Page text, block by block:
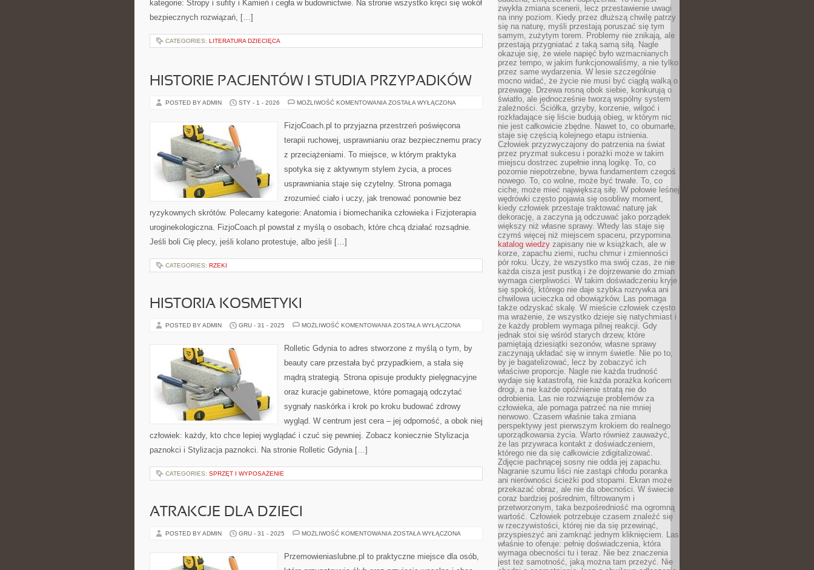
kategorie: Stropy i sufity i Kamień i cegła w budownictwie. Na stronie wszystko kręci się wokół
bezpiecznych rozwiązań, […]
CATEGORIES: LITERATURA DZIECIĘCA
HISTORIE PACJENTÓW I STUDIA PRZYPADKÓW
POSTED BY ADMIN STY - 1 - 2026 MOŻLIWOŚĆ KOMENTOWANIA HISTORIE
STUDIA
PRZYPADKÓW
ZOSTAŁA WYŁĄCZONA
FizjoCoach.pl to przyjazna przestrzeń poświęcona
terapii ruchowej, usprawnianiu oraz bezpiecznemu pracy
z przeciążeniami. To miejsce, w którym praktyka
spotyka się z aktywnym stylem życia, a proces
usprawniania staje się czytelny. Strona pomaga
zrozumieć ciało i uczy, jak trenować ponownie bez
ryzykownych skrótów. Polecamy kategorie: Anatomia i biomechanika człowieka i Fizjoterapia
uroginekologiczna. FizjoCoach.pl powstał z myślą o osobach, które chcą działać rozsądnie.
Jeśli boli Cię plecy, jeśli kolano protestuje, albo jeśli […]
CATEGORIES: RZEKI
HISTORIA KOSMETYKI
POSTED BY ADMIN GRU - 31 - 2025 MOŻLIWOŚĆ KOMENTOWANIA HISTORIA
ZOSTAŁA WYŁĄCZONA
Rolletic Gdynia to adres stworzone z myślą o tym, by
beauty care przestała być przypadkiem, a stała się
mądrą strategią. Strona opisuje produkty pielęgnacyjne
oraz kuracje gabinetowe, które pomagają odczytać
sygnały naskórka i krok po kroku budować zdrowy
wygląd. W centrum jest cera – jej odporność, a obok niej
człowiek: każdy, kto chce lepiej wyglądać i czuć się pewniej. Zobacz koniecznie Stylizacja
paznokci i Stylizacja paznokci. Na stronie Rolletic Gdynia […]
CATEGORIES: SPRZĘT I WYPOSAŻENIE
ATRAKCJE DLA DZIECI
POSTED BY ADMIN GRU - 31 - 2025 MOŻLIWOŚĆ KOMENTOWANIA ATRAKCJE
ZOSTAŁA WYŁĄCZONA
Przemowieniaslubne.pl to praktyczne miejsce dla osób,
zwykła zmiana scenerii, lecz przestawienie uwagi
na inny poziom. Kiedy przez dłuższą chwilę patrzy
się na naturę, myśli przestają poruszać się tym
samym, zużytym torem. Problemy nie znikają, ale
przestają przygniatać z taką samą siłą. Nagle
okazuje się, że wiele napięć było wzmacnianych
przez tempo, w jakim funkcjonowaliśmy, a nie tylko
przez same wydarzenia. W lesie szczególnie
mocno widać, że życie nie musi być ciągłą walką o
przewagę. Drzewa rosną obok siebie, konkurują o
światło, ale jednocześnie tworzą wspólny system
zależności. Ściółka, grzyby, korzenie, wilgoć i
rozkładające się liście budują obieg, w którym nic
nie jest całkowicie zbędne. Nawet to, co obumarłe,
staje się częścią kolejnego etapu istnienia.
Człowiek przyzwyczajony do patrzenia na świat
przez pryzmat sukcesu i porażki może w takim
miejscu dostrzec zupełnie inną logikę. To, co
pozornie niepotrzebne, bywa fundamentem czegoś
nowego. To, co wolne, może być trwałe. To, co
ciche, może mieć największą siłę. W połowie leśnej
wędrówki często pojawia się osobliwy moment,
kiedy człowiek przestaje traktować naturę jak
dekorację, a zaczyna ją odczuwać jako porządek
większy niż własne sprawy. Wtedy las staje się
czymś więcej niż miejscem spaceru, przypomina
katalog wiedzy zapisany nie w książkach, ale w
korze, zapachu ziemi, ruchu chmur i zmienności
pór roku. Uczy, że wszystko ma swój czas, że nie
każda cisza jest pustką i że dojrzewanie do zmian
wymaga cierpliwości. W takim doświadczeniu kryje
się spokój, którego nie daje szybka rozrywka ani
chwilowa ucieczka od obowiązków. Las pomaga
także odzyskać skalę. W mieście człowiek często
ma wrażenie, że wszystko dzieje się natychmiast i
że każdy problem wymaga pilnej reakcji. Gdy
jednak stoi się wśród starych drzew, które
pamiętają dziesiątki sezonów, własne sprawy
zaczynają układać się w innym świetle. Nie po to,
by je bagatelizować, lecz by zobaczyć ich
właściwe proporcje. Nagle nie każda trudność
wydaje się katastrofą, nie każda porażka końcem
drogi, a nie każde opóźnienie stratą nie do
odrobienia. Las nie rozwiązuje problemów za
człowieka, ale pomaga patrzeć na nie mniej
nerwowo. Czasem właśnie taka zmiana
perspektywy jest pierwszym krokiem do realnego
uporządkowania życia. Warto również zauważyć,
że las przywraca kontakt z doświadczeniem,
którego nie da się całkowicie zdigitalizować.
Zdjęcie pachnącej sosny nie odda jej zapachu.
Nagranie szumu liści nie zastąpi chłodu poranka
ani nierówności ścieżki pod stopami. Ekran może
przekazać obraz, ale nie da obecności. W świecie
coraz bardziej pośrednim, filtrowanym i
przetworzonym, taka bezpośredniość ma ogromną
wartość. Człowiek potrzebuje czasem znaleźć się
w rzeczywistości, której nie da się przewinąć,
przyspieszyć ani zamknąć jednym kliknięciem. Las
właśnie to oferuje: pełnię doświadczenia, która
wymaga obecności tu i teraz. Nie bez znaczenia
jest też samotność, jaką można tam przeżyć. Nie